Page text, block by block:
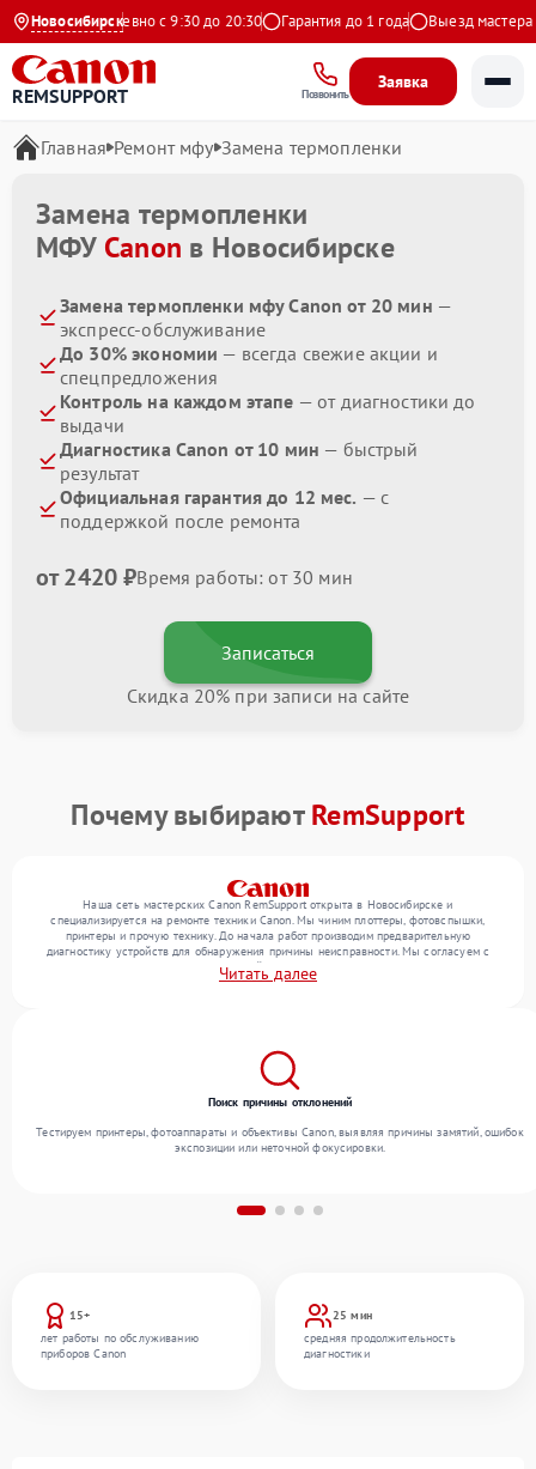
Новосибирск
Ежедневно с 9:30 до 20:30 Гарантия до 1 года Выезд мастера
REMSUPPORT Позвонить
Заявка
Главная Ремонт мфу Замена термопленки
Замена термопленки
МФУ Canon в Новосибирске
Замена термопленки мфу Canon от 20 мин —
экспресс-обслуживание
До 30% экономии — всегда свежие акции и
спецпредложения
Контроль на каждом этапе — от диагностики до
выдачи
Диагностика Canon от 10 мин — быстрый
результат
Официальная гарантия до 12 мес. — с
поддержкой после ремонта
от 2420 ₽Время работы: от 30 мин
Записаться
Скидка 20% при записи на сайте
Почему выбираютRemSupport
Наша сеть мастерских Canon RemSupport открыта в Новосибирске и
специализируется на ремонте техники Canon. Мы чиним плоттеры, фотовспышки,
принтеры и прочую технику. До начала работ производим предварительную
диагностику устройств для обнаружения причины неисправности. Мы согласуем с
клиентом состав необходимых операций и их стоимость, затем реализуем ремонт с
заменой деталей по необходимости. После работ проверяем качество оказанных
Читать далее
15+
лет работы по обслуживанию
приборов Canon
25 мин
средняя продолжительность
диагностики
Поиск причины отклонений
Тестируем принтеры, фотоаппараты и объективы Canon, выявляя причины замятий, ошибок
экспозиции или неточной фокусировки.